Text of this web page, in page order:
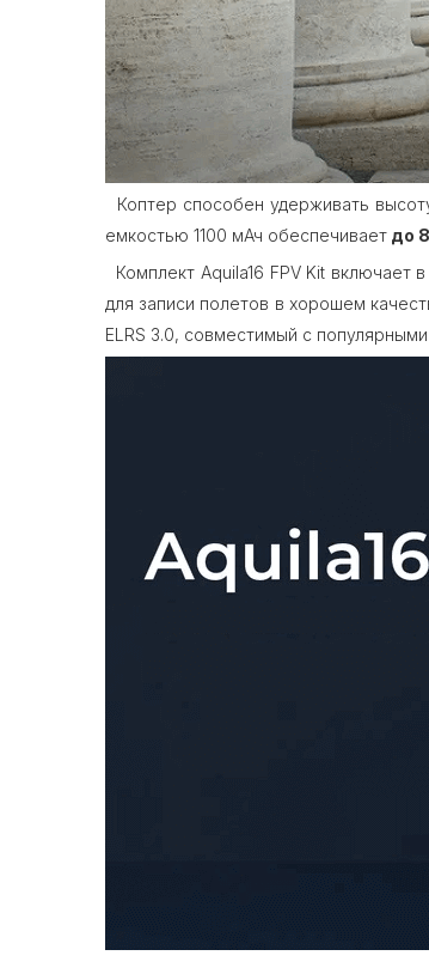
Коптер способен удерживать
емкостью 1100 мАч обеспечивает до
Комплект Aquila16 FPV Kit включает
для записи полетов в хорошем
ELRS 3.0, совместимый с